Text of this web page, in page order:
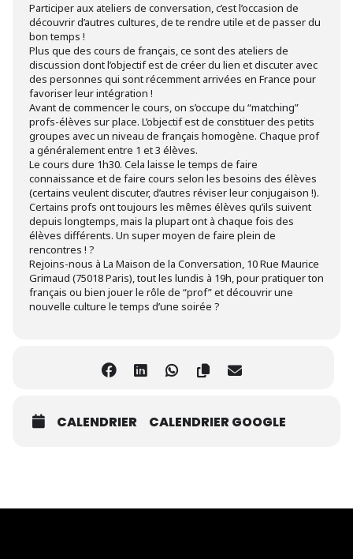
Participer aux ateliers de conversation, c’est l’occasion de
découvrir d’autres cultures, de te rendre utile et de passer du
bon temps !
Plus que des cours de français, ce sont des ateliers de
discussion dont l’objectif est de créer du lien et discuter avec
des personnes qui sont récemment arrivées en France pour
favoriser leur intégration !
Avant de commencer le cours, on s’occupe du “matching”
profs-élèves sur place. L’objectif est de constituer des petits
groupes avec un niveau de français homogène. Chaque prof
a généralement entre 1 et 3 élèves.
Le cours dure 1h30. Cela laisse le temps de faire
connaissance et de faire cours selon les besoins des élèves
(certains veulent discuter, d’autres réviser leur conjugaison !).
Certains profs ont toujours les mêmes élèves qu’ils suivent
depuis longtemps, mais la plupart ont à chaque fois des
élèves différents. Un super moyen de faire plein de
rencontres ! ?
Rejoins-nous à La Maison de la Conversation, 10 Rue Maurice
Grimaud (75018 Paris), tout les lundis à 19h, pour pratiquer ton
français ou bien jouer le rôle de “prof” et découvrir une
nouvelle culture le temps d’une soirée ?
CALENDRIER CALENDRIER GOOGLE